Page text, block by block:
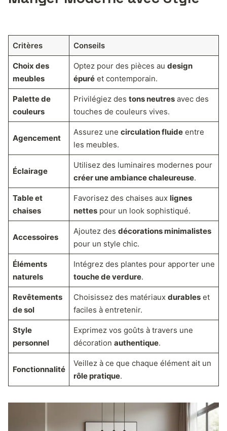
Critères Conseils
Choix des
meubles
Optez pour des pièces au design
épuréet contemporain.
Palette de
couleurs
Privilégiez des tons neutresavec des
touches de couleurs vives.
Agencement
Assurez une circulation fluideentre
les meubles.
Éclairage
Utilisez des luminaires modernes pour
créer une ambiance chaleureuse.
Table et
chaises
Favorisez des chaises aux lignes
nettespour un look sophistiqué.
Accessoires
Ajoutez des décorations minimalistes
pour un style chic.
Éléments
naturels
Intégrez des plantes pour apporter une
touche de verdure.
Revêtements
de sol
Choisissez des matériaux durableset
faciles à entretenir.
Style
personnel
Exprimez vos goûts à travers une
décoration authentique.
Fonctionnalité
Veillez à ce que chaque élément ait un
rôle pratique.